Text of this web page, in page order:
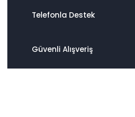
Telefonla Destek
Güvenli Alışveriş